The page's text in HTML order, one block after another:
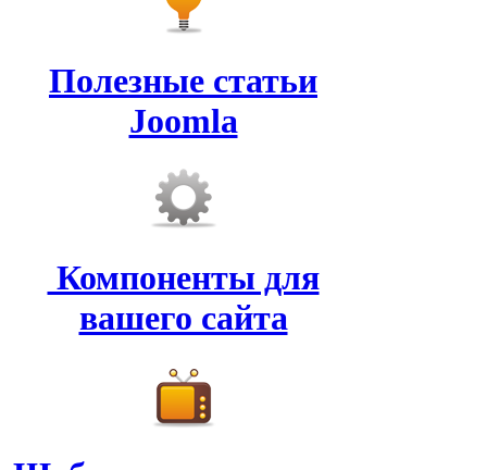
Полезные статьи
Joomla
Компоненты для
вашего сайта